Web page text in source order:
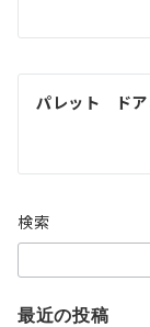
ビ
ゲ
シ
ョ
ン
パレット ドア
検索
最近の投稿